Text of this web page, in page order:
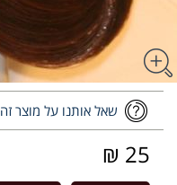
שאל אותנו על מוצר זה
25 ₪